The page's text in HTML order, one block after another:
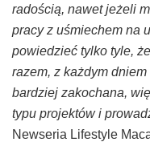
radością, nawet jeżeli
pracy z uśmiechem na
powiedzieć tylko tyle,
razem, z każdym
bardziej zakochana,
typu projektów i
Newseria Lifestyle